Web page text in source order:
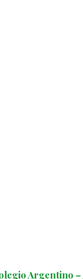
Argentino –